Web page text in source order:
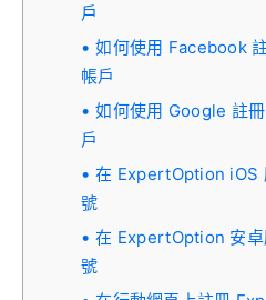
戶
如何使用 Facebook
帳戶
如何使用 Google 註
戶
在 ExpertOption iOS
號
在 ExpertOption 安
號